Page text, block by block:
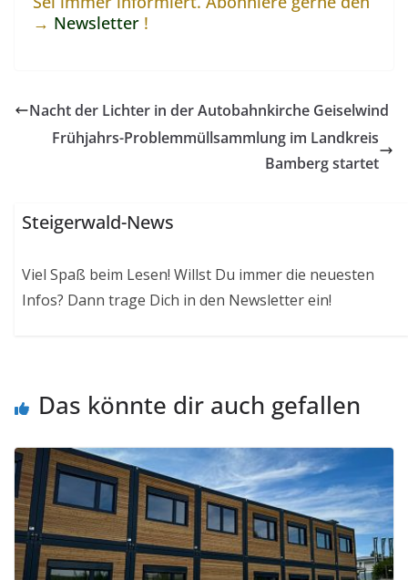
→ Newsletter !
Nacht der Lichter in der Autobahnkirche Geiselwind
Frühjahrs-Problemmüllsammlung im Landkreis
Bamberg startet
Steigerwald-News
Viel Spaß beim Lesen! Willst Du immer die neuesten
Infos? Dann trage Dich in den Newsletter ein!
Das könnte dir auch gefallen